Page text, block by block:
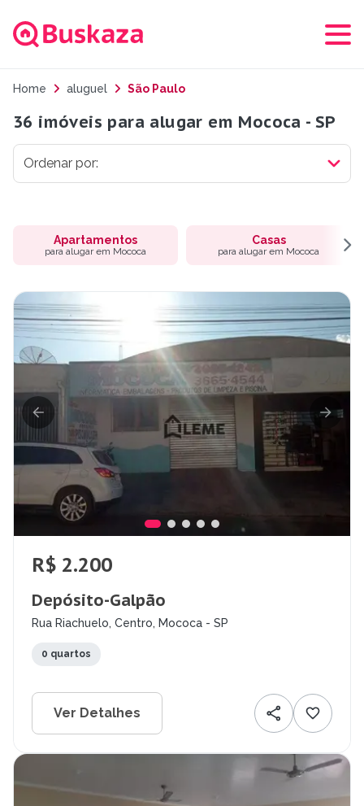
Home aluguel São Paulo
36 imóveis para alugar em Mococa - SP
Apartamentos
para alugar em Mococa
Casas
para alugar em Mococa
R$ 2.200
Depósito-Galpão
Rua Riachuelo, Centro, Mococa - SP
0 quartos
Ver Detalhes